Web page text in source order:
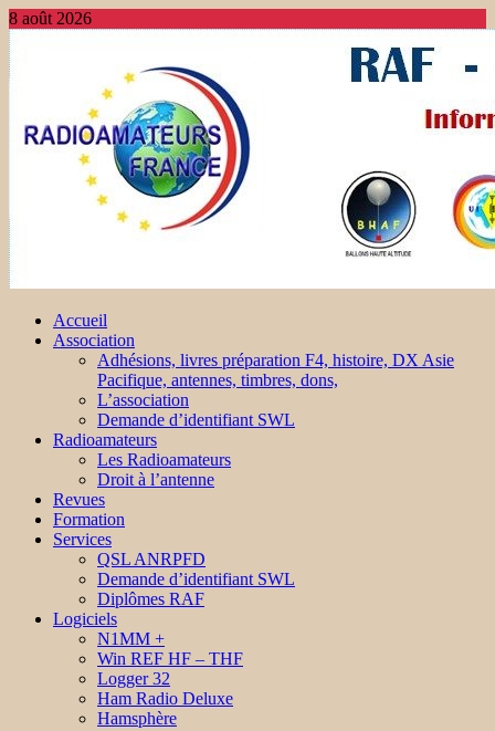
8 août 2026
Accueil
Association
Adhésions, livres préparation F4, histoire, DX Asie
Pacifique, antennes, timbres, dons,
L’association
Demande d’identifiant SWL
Radioamateurs
Les Radioamateurs
Droit à l’antenne
Revues
Formation
Services
QSL ANRPFD
Demande d’identifiant SWL
Diplômes RAF
Logiciels
N1MM +
Win REF HF – THF
Logger 32
Ham Radio Deluxe
Hamsphère